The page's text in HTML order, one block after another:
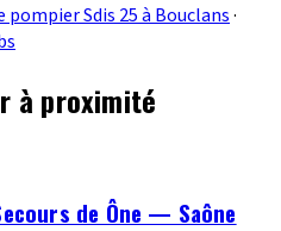
pompier Sdis 25 à Bouclans·
à proximité
de Ône — Saône